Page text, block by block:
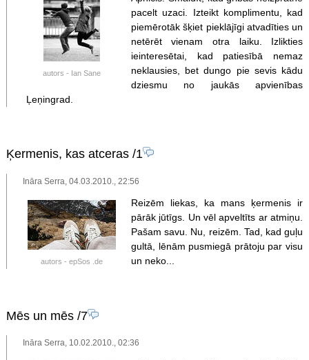
autors - Ian Sane
pacelt uzaci. Izteikt komplimentu, kad
piemērotāk šķiet pieklājīgi atvadīties un
netērēt vienam otra laiku. Izlikties
ieinteresētai, kad patiesībā nemaz
neklausies, bet dungo pie sevis kādu
dziesmu no jaukās apvienības
Ļeņingrad.
Ķermenis, kas atceras/1
Ināra Serra, 04.03.2010., 22:56
autors - epSos .de
Reizēm liekas, ka mans ķermenis ir
pārāk jūtīgs. Un vēl apveltīts ar atmiņu.
Pašam savu. Nu, reizēm. Tad, kad guļu
gultā, lēnām pusmiegā prātoju par visu
un neko...
Mēs un mēs/7
Ināra Serra, 10.02.2010., 02:36